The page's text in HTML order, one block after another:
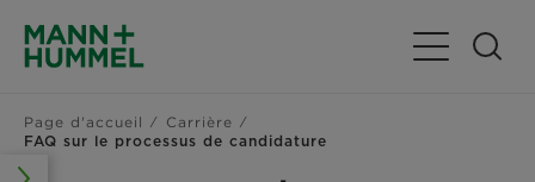
Basculer la
Page d'accueil
Carrière
FAQ sur le processus de candidature